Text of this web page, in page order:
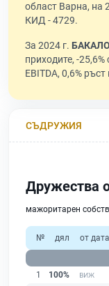
област Варна, на
КИД - 4729.
За 2024 г.
приходите, -
EBITDA, 0,6%
СЪДРУЖИЯ
Дружества
мажоритарен
№ дял от дата
1
100%